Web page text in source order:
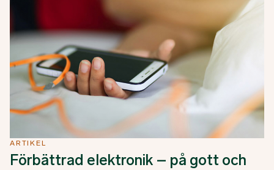
ARTIKEL
Förbättrad elektronik – på gott och